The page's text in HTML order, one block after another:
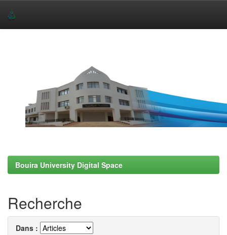
Bouira University Digital Space
Recherche
Dans :